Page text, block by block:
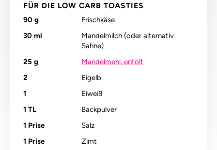
FÜR DIE LOW CARB TOASTIES
90 g
Frischkäse
30 ml
Mandelmilch (oder alternativ
Sahne)
25 g
Mandelmehl, entölt
2
Eigelb
1
Eiweiß
1 TL
Backpulver
1 Prise
Salz
1 Prise Zimt